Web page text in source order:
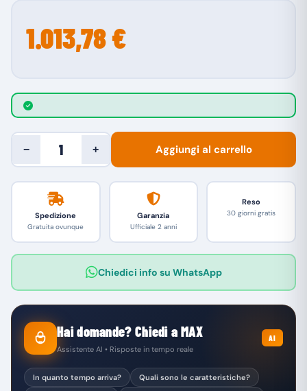
1.013,78 €
− + Aggiungi al carrello
Spedizione
Gratuita ovunque
Garanzia
Ufficiale 2 anni
Reso
30 giorni gratis
Chiedici info su WhatsApp
Hai domande? Chiedi a MAX
Assistente AI • Risposte in tempo reale
AI
In quanto tempo arriva?
Quali sono le caratteristiche?